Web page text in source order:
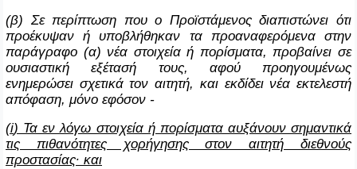
(β) Σε περίπτωση που ο Προϊστάμενος διαπιστώνει ότι
προέκυψαν ή υποβλήθηκαν τα προαναφερόμενα στην
παράγραφο (α) νέα στοιχεία ή πορίσματα, προβαίνει σε
ουσιαστική εξέτασή τους, αφού προηγουμένως
ενημερώσει σχετικά τον αιτητή, και εκδίδει νέα εκτελεστή
απόφαση, μόνο εφόσον -
(i) Τα εν λόγω στοιχεία ή πορίσματα αυξάνουν σημαντικά
τις πιθανότητες χορήγησης στον αιτητή διεθνούς
προστασίας∙ και